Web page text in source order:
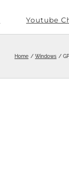
Youtube
Home Windows